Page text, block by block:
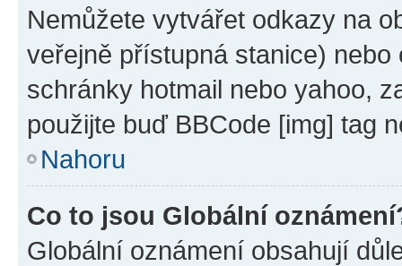
Nemůžete vytvářet odkazy na
veřejně přístupná stanice)
schránky hotmail nebo yahoo,
použijte buď BBCode [img] tag
Nahoru
Co to jsou Globální
Globální oznámení obsahují